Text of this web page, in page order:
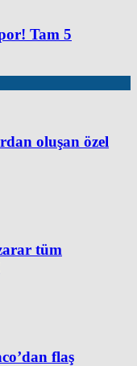
Tam 5
oluşan özel
tüm
flaş